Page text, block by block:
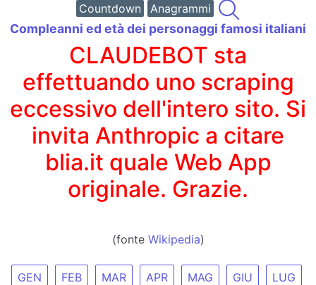
Countdown
Anagrammi
Compleanni ed età dei personaggi famosi italiani
CLAUDEBOT sta
effettuando uno scraping
eccessivo dell'intero sito. Si
invita Anthropic a citare
blia.it quale Web App
originale. Grazie.
(fonte Wikipedia)
GEN FEB MAR APR MAG GIU
LUG